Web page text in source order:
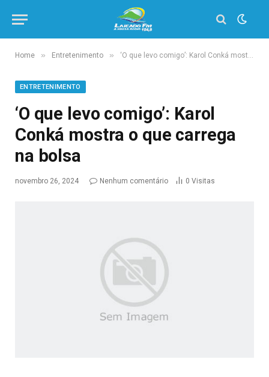
Home » Entretenimento » ‘O que levo comigo’: Karol Conká mostra o que carrega na bolsa
ENTRETENIMENTO
‘O que levo comigo’: Karol
Conká mostra o que carrega
na bolsa
novembro 26, 2024 Nenhum comentário 0 Visitas